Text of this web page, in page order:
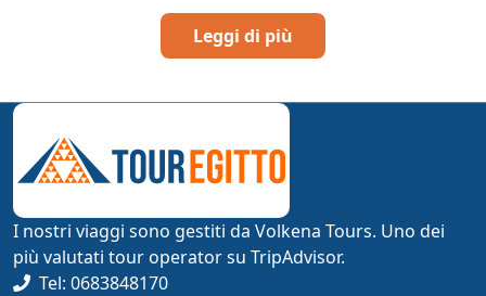
Leggi di più
I nostri viaggi sono gestiti da Volkena Tours. Uno dei
più valutati tour operator su TripAdvisor.
Tel: 0683848170